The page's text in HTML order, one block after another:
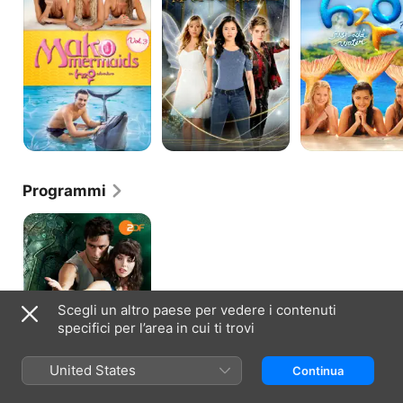
magia
add
Water
Film
3
Programmi
The
Elephant
Princess
Scegli un altro paese per vedere i contenuti
specifici per l’area in cui ti trovi
United States Continua